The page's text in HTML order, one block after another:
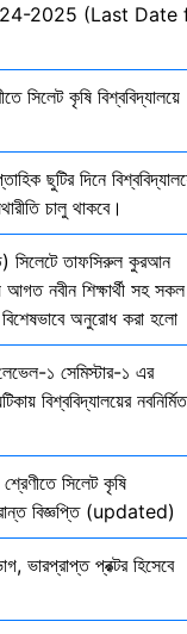
2025 (Last Date
সিলেট কৃষি বিশ্ববিদ্যালয়ে
ছুটির দিনে
চালু থাকবে।
সিলেটে তাফসিরুল কুরআন
আগত নবীন শিক্ষার্থী সহ সকল
বিশেষভাবে অনুরোধ করা হলো
১ সেমিস্টার-১ এর
বিশ্ববিদ্যালয়ের নবনির্মিত
সিলেট কৃষি
বিজ্ঞপ্তি (updated)
ভারপ্রাপ্ত প্রক্টর হিসেবে